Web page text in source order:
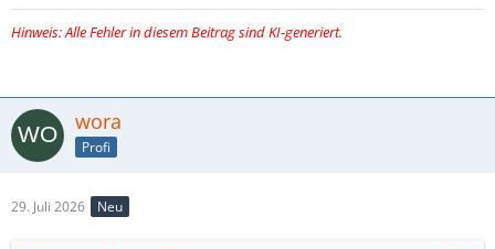
Hinweis: Alle Fehler in diesem Beitrag sind KI-generiert.
wora
Profi
29. Juli 2026 Neu